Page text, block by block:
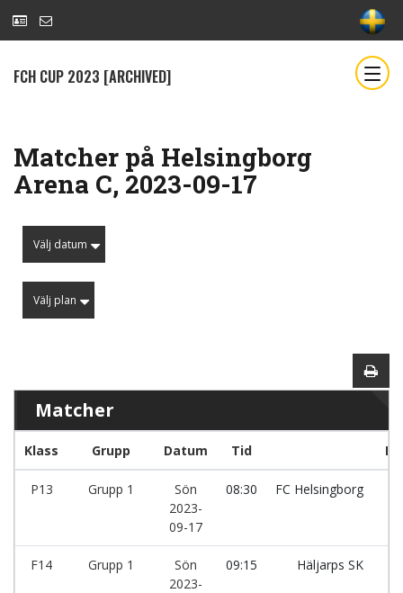
FCH CUP 2023 [ARCHIVED]
Matcher på Helsingborg
Arena C, 2023-09-17
Välj datum
Välj plan
Matcher
Klass Grupp Datum Tid
P13 Grupp 1
Sön
2023-
09-17
08:30 FC Helsingborg
F14 Grupp 1
Sön
2023-
09:15 Häljarps SK